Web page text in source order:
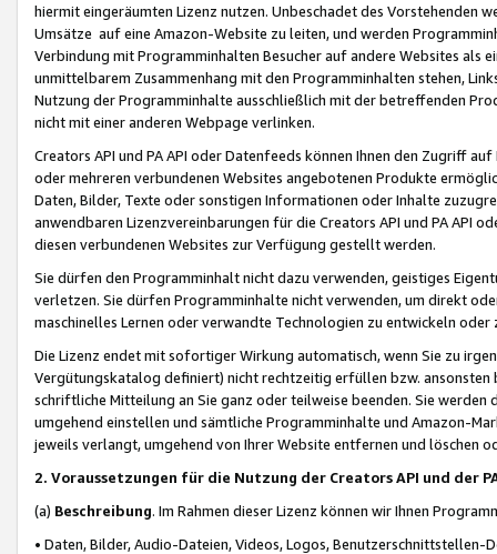
hiermit eingeräumten Lizenz nutzen. Unbeschadet des Vorstehenden
Umsätze auf eine Amazon-Website zu leiten, und werden
Verbindung mit Programminhalten Besucher auf andere Websites als
unmittelbarem Zusammenhang mit den Programminhalten stehen,
Nutzung der Programminhalte ausschließlich mit der betreffenden
nicht mit einer anderen Webpage verlinken.
Creators API und PA API oder Datenfeeds können Ihnen den Zugriff
oder mehreren verbundenen Websites angebotenen Produkte
Daten, Bilder, Texte oder sonstigen Informationen oder Inhalte
anwendbaren Lizenzvereinbarungen für die Creators API und PA API
diesen verbundenen Websites zur Verfügung gestellt werden.
Sie dürfen den Programminhalt nicht dazu verwenden, geistiges
verletzen. Sie dürfen Programminhalte nicht verwenden, um direkt
maschinelles Lernen oder verwandte Technologien zu entwickeln
Die Lizenz endet mit sofortiger Wirkung automatisch, wenn Sie zu
Vergütungskatalog definiert) nicht rechtzeitig erfüllen bzw. ansonsten
schriftliche Mitteilung an Sie ganz oder teilweise beenden. Sie werden
umgehend einstellen und sämtliche Programminhalte und Amazon-
jeweils verlangt, umgehend von Ihrer Website entfernen und löschen
2. Voraussetzungen für die Nutzung der Creators API und der
(a) Beschreibung. Im Rahmen dieser Lizenz können wir Ihnen
• Daten, Bilder, Audio-Dateien, Videos, Logos, Benutzerschnittstellen-